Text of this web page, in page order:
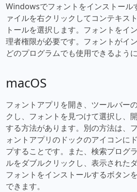
Windowsでフォントをインストール
ァイルを右クリックしてコンテキス
トールを選択します。フォントをイ
理者権限が必要です。フォントがイ
どのプログラムでも使用できるように
macOS
フォントアプリを開き、ツールバー
クし、フォントを見つけて選択し、
する方法があります。別の方法は、
ォントアプリのドックのアイコンに
プすることです。また、検索プログ
ルをダブルクリックし、表示された
フォントをインストールするボタン
できます。